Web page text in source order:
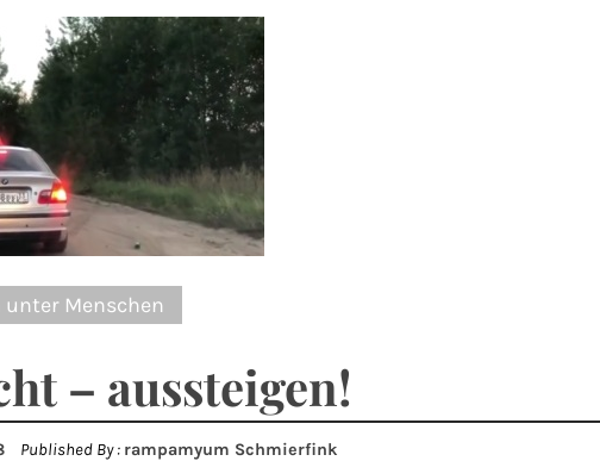
unter Menschen
– aussteigen!
Published By : rampamyum Schmierfink